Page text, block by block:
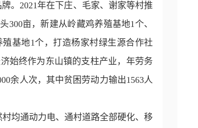
。2021年在下庄、毛家、谢家等村推
300亩，新建从岭藏鸡养殖基地1个、
基地1个，打造杨家村绿生源合作社
始终作为东山镇的支柱产业，年劳务
余人次，其中贫困劳动力输出1563人
均通动力电、通村道路全部硬化、移